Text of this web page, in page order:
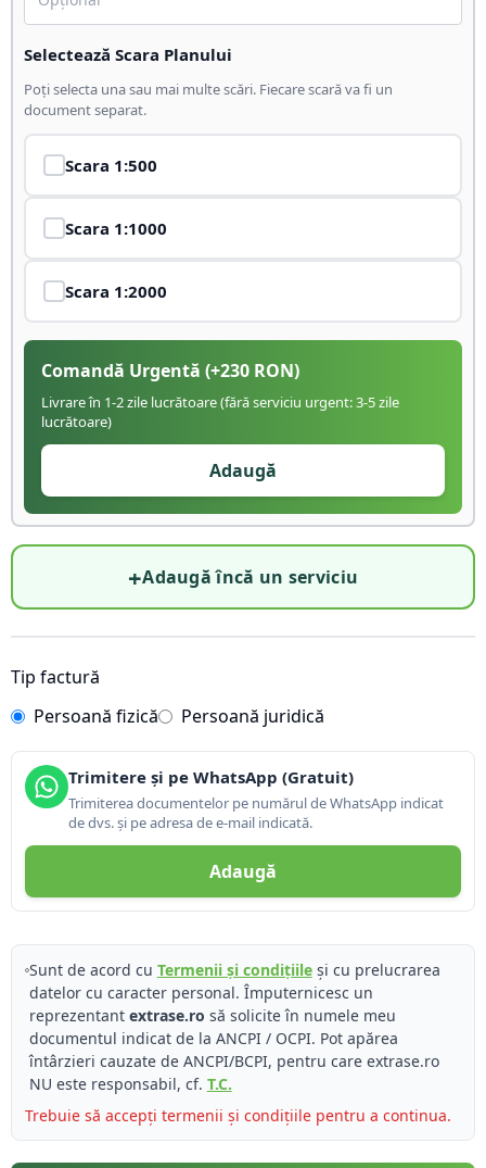
Selectează Scara Planului
Poți selecta una sau mai multe scări. Fiecare scară va fi un
document separat.
Scara 1:500
Scara 1:1000
Scara 1:2000
Comandă Urgentă (+230 RON)
Livrare în 1-2 zile lucrătoare (fără serviciu urgent: 3-5 zile
lucrătoare)
Adaugă
+Adaugă încă un serviciu
Tip factură
Persoană fizică
Persoană juridică
Trimitere și pe WhatsApp (Gratuit)
Trimiterea documentelor pe numărul de WhatsApp indicat
de dvs. și pe adresa de e-mail indicată.
Adaugă
Sunt de acord cu Termenii și condițiileși cu prelucrarea
datelor cu caracter personal. Împuternicesc un
reprezentant extrase.ro să solicite în numele meu
documentul indicat de la ANCPI / OCPI. Pot apărea
întârzieri cauzate de ANCPI/BCPI, pentru care extrase.ro
NU este responsabil, cf. T.C.
Trebuie să accepți termenii și condițiile pentru a continua.